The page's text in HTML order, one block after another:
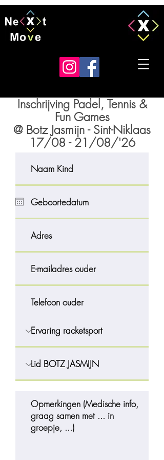
Inschrijving Padel, Tennis &
Fun Games
@ Botz Jasmijn - Sint-Niklaas
17/08 - 21/08/'26